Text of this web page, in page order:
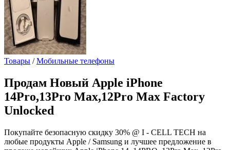
Товары /Мобильные телефоны
Продам Новый Apple iPhone
14Pro,13Pro Max,12Pro Max Factory
Unlocked
Покупайте безопасную скидку 30% @ I - CELL TECH на
любые продукты Apple / Samsung и лучшее предложение в